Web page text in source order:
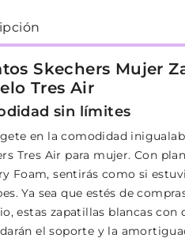
Skechers Mujer
Tres Air
sin límites
en la comodidad
Tres Air para mujer. Con
Foam, sentirás como si
Ya sea que estés de
estas zapatillas blancas con
el soporte y la